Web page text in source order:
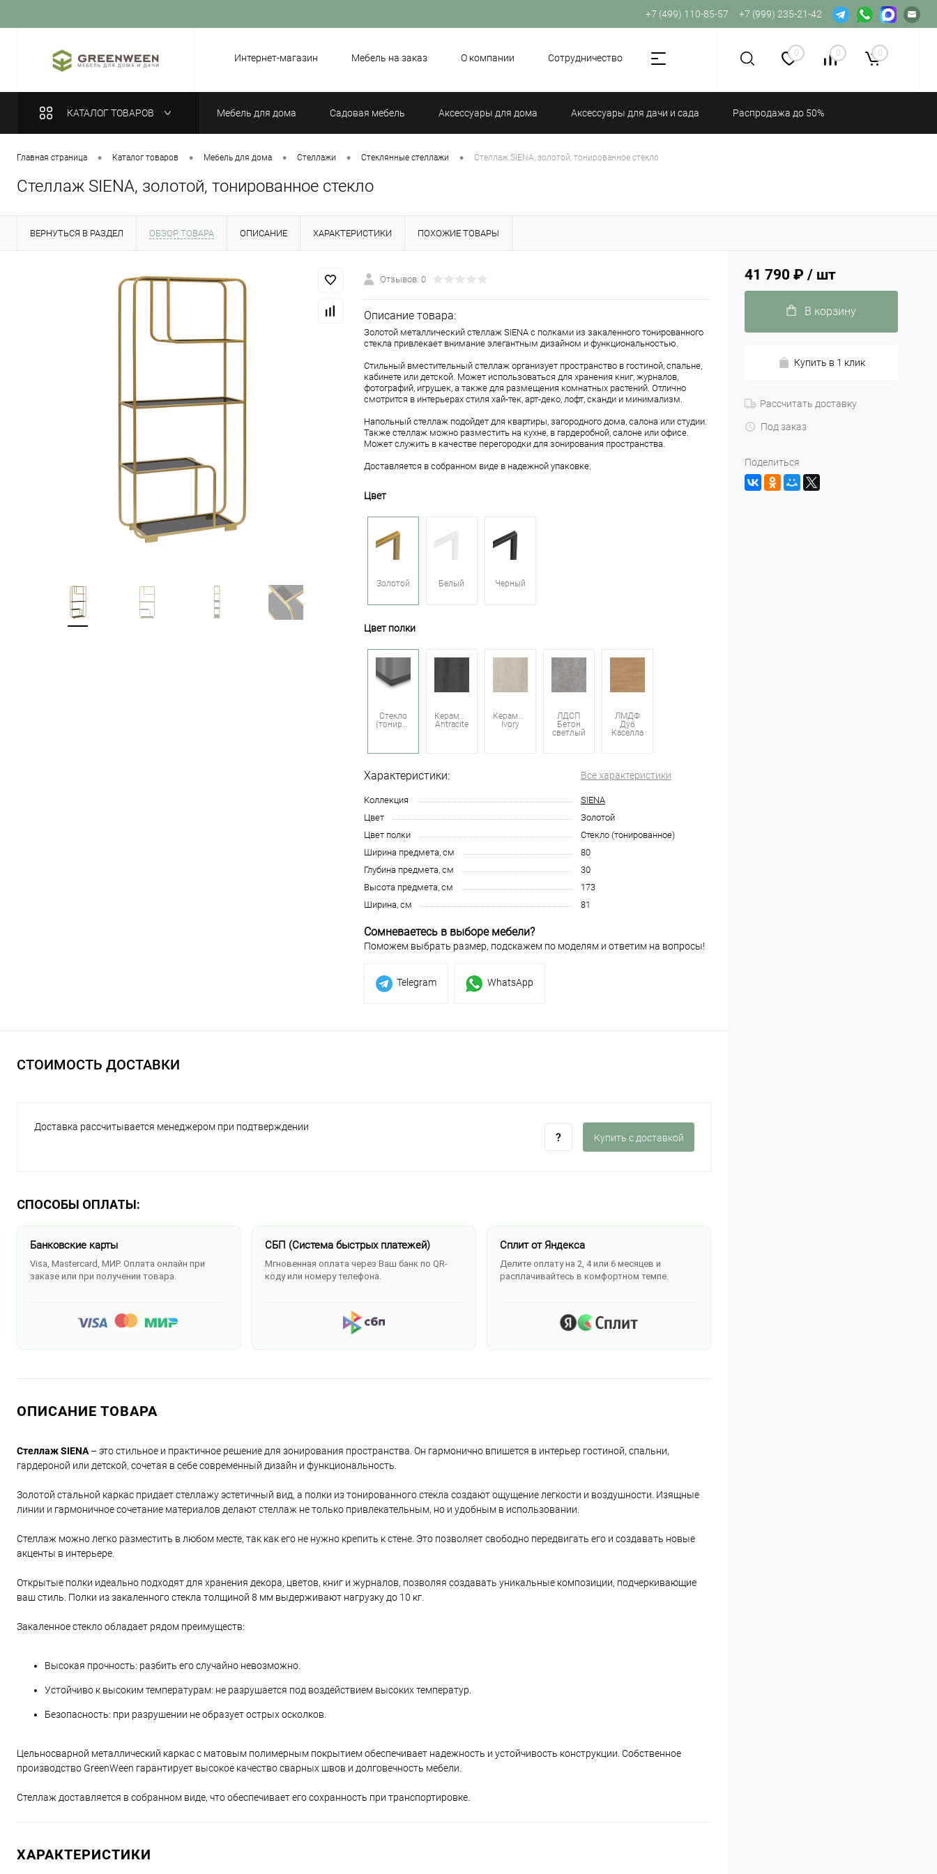
+7 (499) 110-85-57 +7 (999) 235-21-42
Интернет-магазин
Мебель на заказ О компании Сотрудничество 0 0 0
КАТАЛОГ ТОВАРОВ Мебель для дома Садовая мебель Аксессуары для дома Аксессуары для дачи и сада Распродажа до 50%
Главная страница • Каталог товаров • Мебель для дома • Стеллажи • Стеклянные стеллажи • Стеллаж SIENA, золотой, тонированное стекло
Стеллаж SIENA, золотой, тонированное стекло
ВЕРНУТЬСЯ В РАЗДЕЛ ОБЗОР ТОВАРА ОПИСАНИЕ ХАРАКТЕРИСТИКИ ПОХОЖИЕ ТОВАРЫ
Отзывов: 0
Описание товара:
Золотой металлический стеллаж SIENA с полками из закаленного тонированного
стекла привлекает внимание элегантным дизайном и функциональностью.
Стильный вместительный стеллаж организует пространство в гостиной, спальне,
кабинете или детской. Может использоваться для хранения книг, журналов,
фотографий, игрушек, а также для размещения комнатных растений. Отлично
смотрится в интерьерах стиля хай-тек, арт-деко, лофт, сканди и минимализм.
Напольный стеллаж подойдет для квартиры, загородного дома, салона или студии.
Также стеллаж можно разместить на кухне, в гардеробной, салоне или офисе.
Может служить в качестве перегородки для зонирования пространства.
Доставляется в собранном виде в надежной упаковке.
Цвет
Золотой Белый Черный
Цвет полки
Стекло
(тонированное)
Керамика
Antracite
Керамика
Ivory
ЛДСП
Бетон
светлый
ЛМДФ
Дуб
Каселла
Характеристики: Все характеристики
Коллекция
SIENA
Цвет
Золотой
Цвет полки
Стекло (тонированное)
Ширина предмета, см
80
Глубина предмета, см
30
Высота предмета, см
173
Ширина, см
81
Сомневаетесь в выборе мебели?
Поможем выбрать размер, подскажем по моделям и ответим на вопросы!
Telegram WhatsApp
СТОИМОСТЬ ДОСТАВКИ
Доставка рассчитывается менеджером при подтверждении
Купить c доставкой
СПОСОБЫ ОПЛАТЫ:
Банковские карты
Visa, Mastercard, МИР. Оплата онлайн при
заказе или при получении товара.
СБП (Система быстрых платежей)
Мгновенная оплата через Ваш банк по QR-
коду или номеру телефона.
Сплит от Яндекса
Делите оплату на 2, 4 или 6 месяцев и
расплачивайтесь в комфортном темпе.
ОПИСАНИЕ ТОВАРА
Стеллаж SIENA– это стильное и практичное решение для зонирования пространства. Он гармонично впишется в интерьер гостиной, спальни,
гардероной или детской, сочетая в себе современный дизайн и функциональность.
Золотой стальной каркас придает стеллажу эстетичный вид, а полки из тонированного стекла создают ощущение легкости и воздушности. Изящные
линии и гармоничное сочетание материалов делают стеллаж не только привлекательным, но и удобным в использовании.
Стеллаж можно легко разместить в любом месте, так как его не нужно крепить к стене. Это позволяет свободно передвигать его и создавать новые
акценты в интерьере.
Открытые полки идеально подходят для хранения декора, цветов, книг и журналов, позволяя создавать уникальные композиции, подчеркивающие
ваш стиль. Полки из закаленного стекла толщиной 8 мм выдерживают нагрузку до 10 кг.
Закаленное стекло обладает рядом преимуществ:
Высокая прочность: разбить его случайно невозможно.
Устойчиво к высоким температурам: не разрушается под воздействием высоких температур.
Безопасность: при разрушении не образует острых осколков.
Цельносварной металлический каркас с матовым полимерным покрытием обеспечивает надежность и устойчивость конструкции. Собственное
производство GreenWeen гарантирует высокое качество сварных швов и долговечность мебели.
Стеллаж доставляется в собранном виде, что обеспечивает его сохранность при транспортировке.
ХАРАКТЕРИСТИКИ
41 790 ₽ / шт
В корзину
Купить в 1 клик
Рассчитать доставку
Под заказ
Поделиться